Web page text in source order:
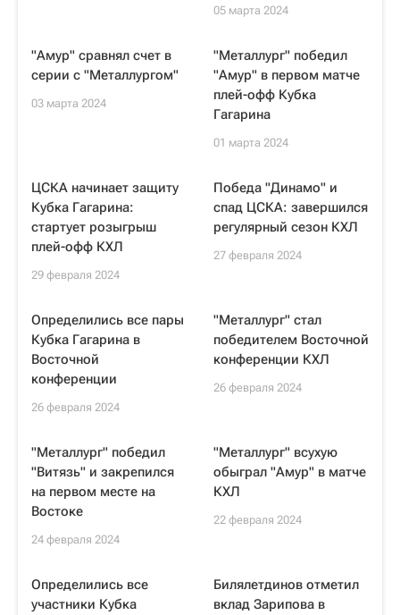
05 марта 2024
"Амур" сравнял счет в
серии с "Металлургом"
03 марта 2024
"Металлург" победил
"Амур" в первом матче
плей-офф Кубка
Гагарина
01 марта 2024
ЦСКА начинает защиту
Кубка Гагарина:
стартует розыгрыш
плей-офф КХЛ
29 февраля 2024
Победа "Динамо" и
спад ЦСКА: завершился
регулярный сезон КХЛ
27 февраля 2024
Определились все пары
Кубка Гагарина в
Восточной
конференции
26 февраля 2024
"Металлург" стал
победителем Восточной
конференции КХЛ
26 февраля 2024
"Металлург" победил
"Витязь" и закрепился
на первом месте на
Востоке
24 февраля 2024
"Металлург" всухую
обыграл "Амур" в матче
КХЛ
22 февраля 2024
Определились все
участники Кубка
Билялетдинов отметил
вклад Зарипова в